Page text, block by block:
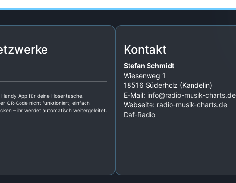
Handy App für deine Hosentasche.
QR‑Code nicht funktioniert, einfach
– ihr werdet automatisch weitergeleitet.
Kontakt
Stefan Schmidt
Wiesenweg 1
18516 Süderholz (Kandelin)
E-Mail: info@radio-musik-charts.de
Webseite: radio-musik-charts.de
Daf‑Radio